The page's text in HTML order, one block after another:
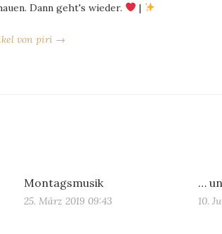
Dann geht's wieder.
|
von piri →
Montagsmusik
25. März 2019 09:43
…
10.